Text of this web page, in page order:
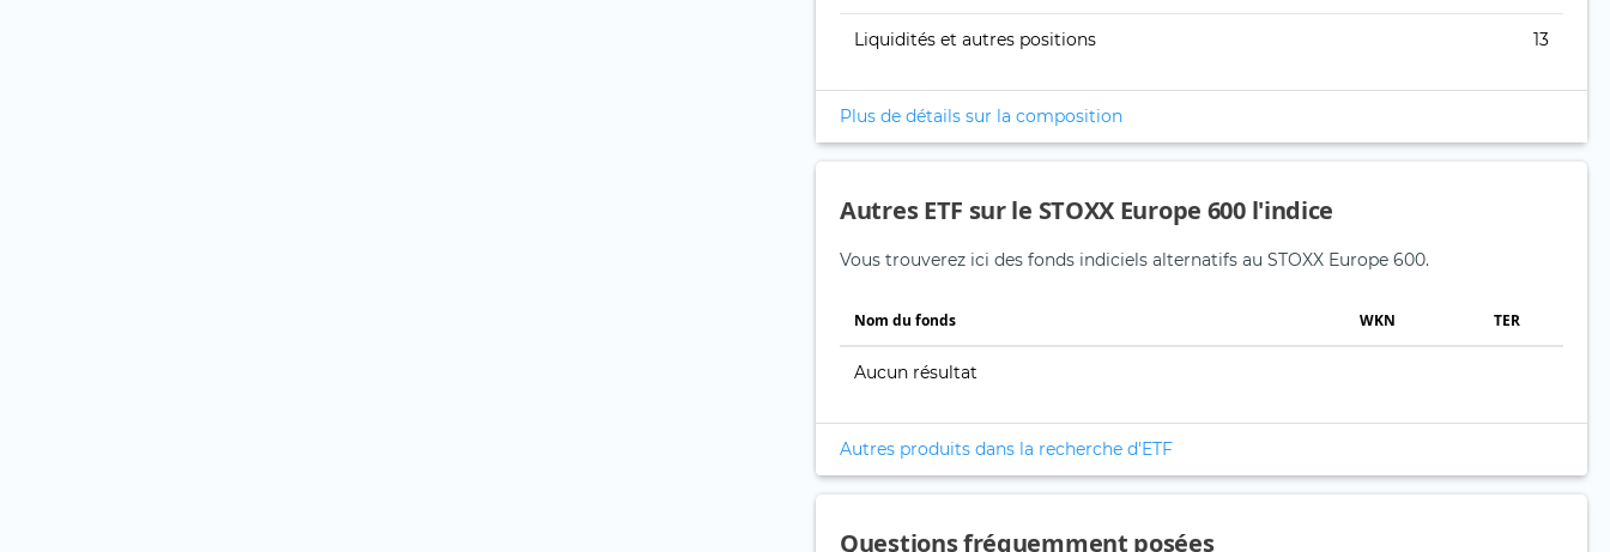
Liquidités et autres positions 13
Plus de détails sur la composition
Autres ETF sur le STOXX Europe 600 l'indice
Vous trouverez ici des fonds indiciels alternatifs au STOXX Europe 600.
Nom du fonds WKN TER
Aucun résultat
Autres produits dans la recherche d'ETF
Questions fréquemment posées